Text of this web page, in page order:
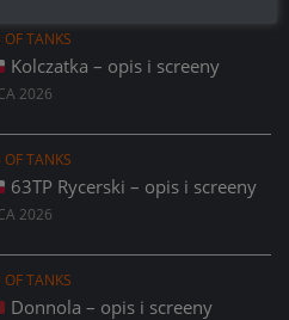
TANKS
Kolczatka – opis i screeny
2026
TANKS
63TP Rycerski – opis i screeny
2026
TANKS
Donnola – opis i screeny